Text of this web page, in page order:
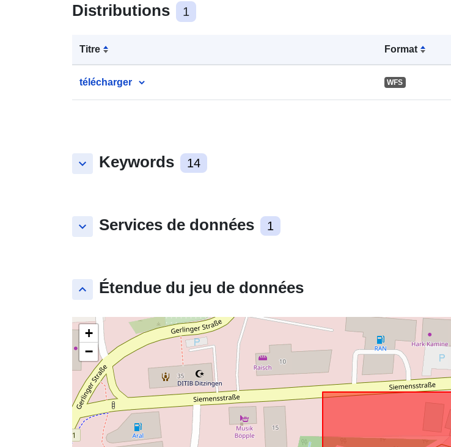
Distributions 1
Titre Format
télécharger WFS
keyboard_arrow_down Keywords 14
keyboard_arrow_down Services de données 1
keyboard_arrow_up Étendue du jeu de données
+
−